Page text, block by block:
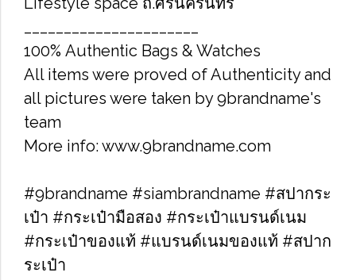
100% Authentic Bags & Watches
All items were proved of Authenticity and
all pictures were taken by 9brandname's
team
More info: www.9brandname.com
#9brandname #siambrandname #สปากระ
เป๋า #กระเป๋ามือสอง #กระเป๋าแบรนด์เนม
#กระเป๋าของแท้ #แบรนด์เนมของแท้ #สปาก
ระเป๋า